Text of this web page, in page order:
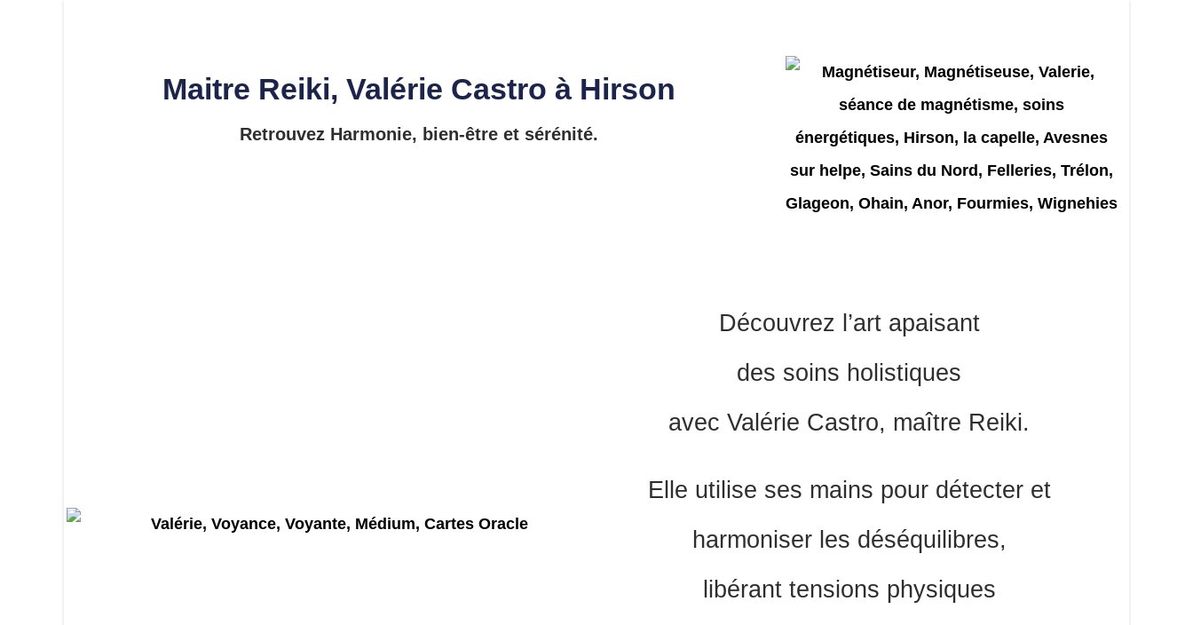
Maitre Reiki, Valérie Castro à Hirson
Retrouvez Harmonie, bien-être et sérénité.
Découvrez l’art apaisant
des soins holistiques
avec Valérie Castro, maître Reiki.
Elle utilise ses mains pour détecter et
harmoniser les déséquilibres,
libérant tensions physiques